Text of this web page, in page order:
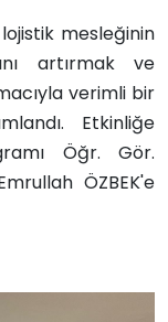
mesleğinin
artırmak ve
verimli bir
Etkinliğe
Öğr. Gör.
ÖZBEK'e